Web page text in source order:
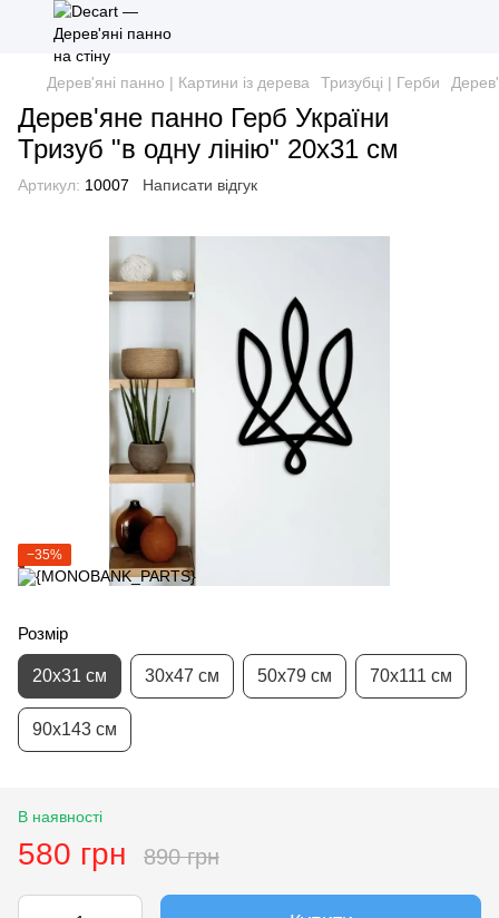
Дерев'яні панно | Картини із дерева Тризубці | Герби
Дерев'яне панно Герб України
Тризуб "в одну лінію" 20х31 см
Артикул: 10007 Написати відгук
−35%
Розмір
20х31 см 30х47 см 50х79 см 70х111 см
90х143 см
В наявності
580 грн 890 грн